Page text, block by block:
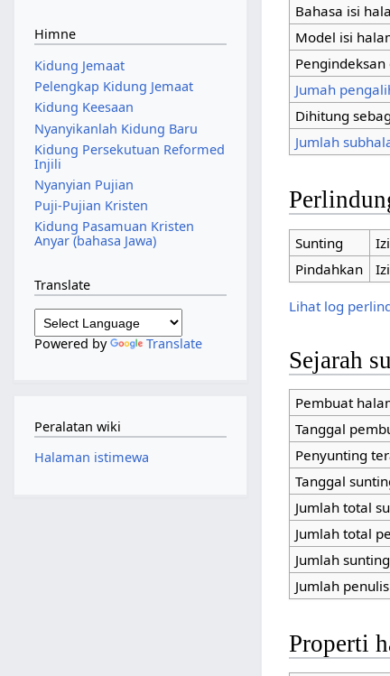
Bahasa isi
Model isi
Jumah
Dihitung
Jumlah
Sunting
Pindahkan
Lihat log
Sejarah
Pembuat
Tanggal
Penyunting
Tanggal
Jumlah total
Jumlah total
Jumlah
Jumlah
Properti
Himne
Kidung Jemaat
Pelengkap Kidung Jemaat
Kidung Keesaan
Nyanyikanlah Kidung Baru
Kidung Persekutuan Reformed
Injili
Nyanyian Pujian
Puji-Pujian Kristen
Kidung Pasamuan Kristen
Anyar (bahasa Jawa)
Translate
Powered by Translate
Peralatan wiki
Halaman istimewa